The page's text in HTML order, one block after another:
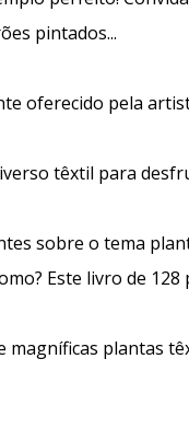
pintados...
oferecido pela
têxtil para
sobre o tema
Este livro de
magníficas plantas